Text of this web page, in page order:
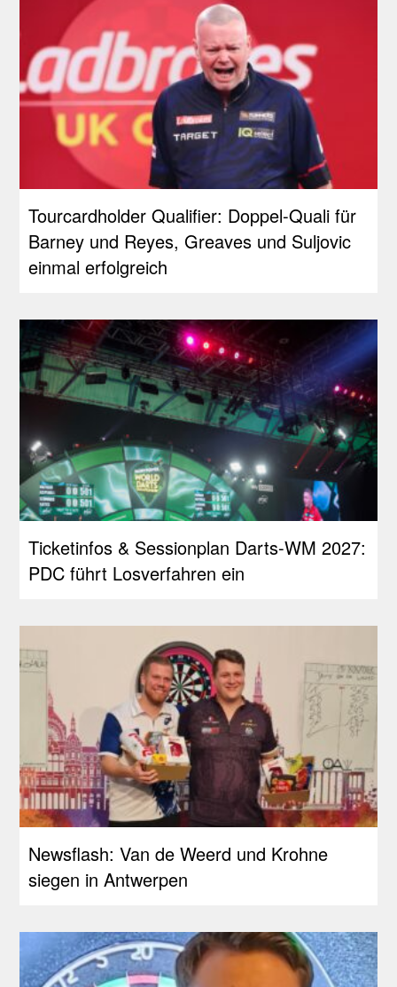
Tourcardholder Qualifier: Doppel-Quali für
Barney und Reyes, Greaves und Suljovic
einmal erfolgreich
Ticketinfos & Sessionplan Darts-WM 2027:
PDC führt Losverfahren ein
Newsflash: Van de Weerd und Krohne
siegen in Antwerpen